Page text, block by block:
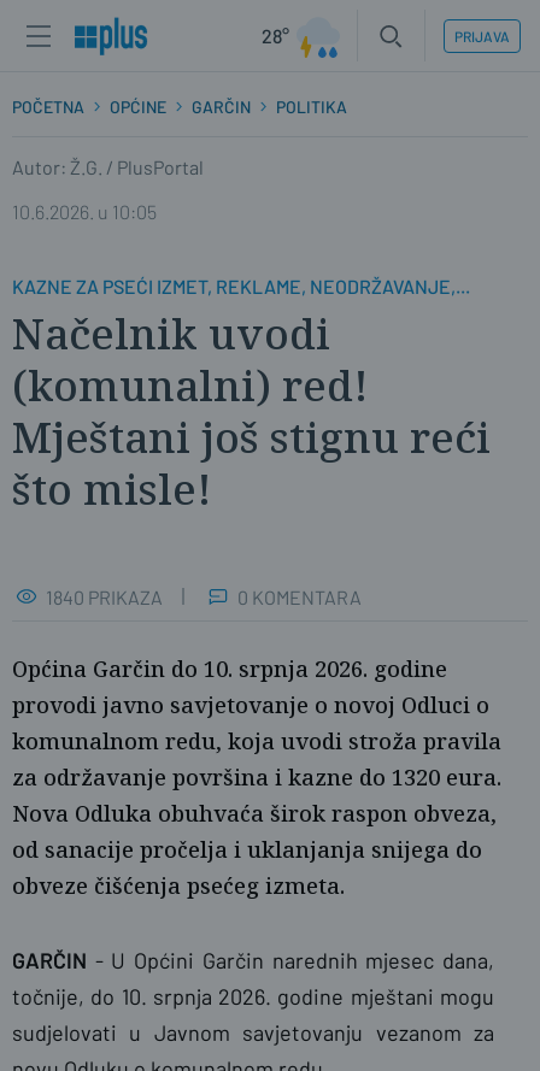
28° PRIJAVA
POČETNA OPĆINE GARČIN POLITIKA
Autor: Ž.G. / PlusPortal
10.6.2026. u 10:05
KAZNE ZA PSEĆI IZMET, REKLAME, NEODRŽAVANJE,...
Načelnik uvodi
(komunalni) red!
Mještani još stignu reći
što misle!
1840 PRIKAZA 0 KOMENTARA
Općina Garčin do 10. srpnja 2026. godine
provodi javno savjetovanje o novoj Odluci o
komunalnom redu, koja uvodi stroža pravila
za održavanje površina i kazne do 1320 eura.
Nova Odluka obuhvaća širok raspon obveza,
od sanacije pročelja i uklanjanja snijega do
obveze čišćenja psećeg izmeta.
GARČIN - U Općini Garčin narednih mjesec dana,
točnije, do 10. srpnja 2026. godine mještani mogu
sudjelovati u Javnom savjetovanju vezanom za